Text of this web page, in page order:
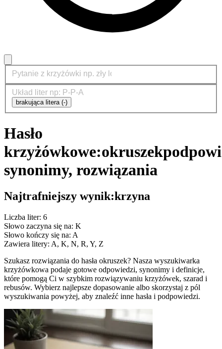
brakująca litera (-)
Hasło
krzyżówkowe:okruszek
synonimy, rozwiązania
Najtrafniejszy wynik:krzyna
Liczba liter: 6
Słowo zaczyna się na: K
Słowo kończy się na: A
Zawiera litery: A, K, N, R, Y, Z
Szukasz rozwiązania do hasła okruszek? Nasza wyszukiwarka
krzyżówkowa podaje gotowe odpowiedzi, synonimy i definicje,
które pomogą Ci w szybkim rozwiązywaniu krzyżówek, szarad i
rebusów. Wybierz najlepsze dopasowanie albo skorzystaj z pól
wyszukiwania powyżej, aby znaleźć inne hasła i podpowiedzi.